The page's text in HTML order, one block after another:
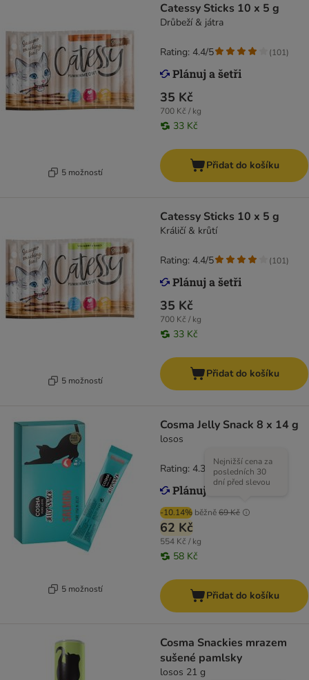
5 možností
Catessy Sticks 10 x 5 g
Drůbeží & játra
35 Kč
700 Kč / kg
33 Kč
Rating: 4.4/5 (101)
Přidat do košíku
5 možností
Catessy Sticks 10 x 5 g
Králičí & krůtí
35 Kč
700 Kč / kg
33 Kč
Rating: 4.4/5 (101)
Přidat do košíku
5 možností
Cosma Jelly Snack 8 x 14 g
losos
-10.14% běžně69 Kč
Nejnižší cena za
posledních 30
dní před slevou
62 Kč
554 Kč / kg
58 Kč
Rating: 4.3/5
Přidat do košíku
Cosma Snackies mrazem
sušené pamlsky
losos 21 g